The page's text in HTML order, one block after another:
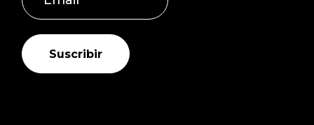
Suscribir